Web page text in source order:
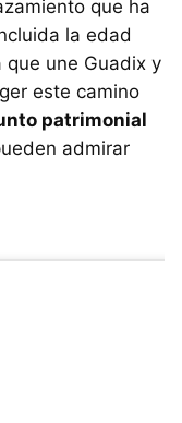
que ha
la edad
une Guadix y
este camino
patrimonial
admirar